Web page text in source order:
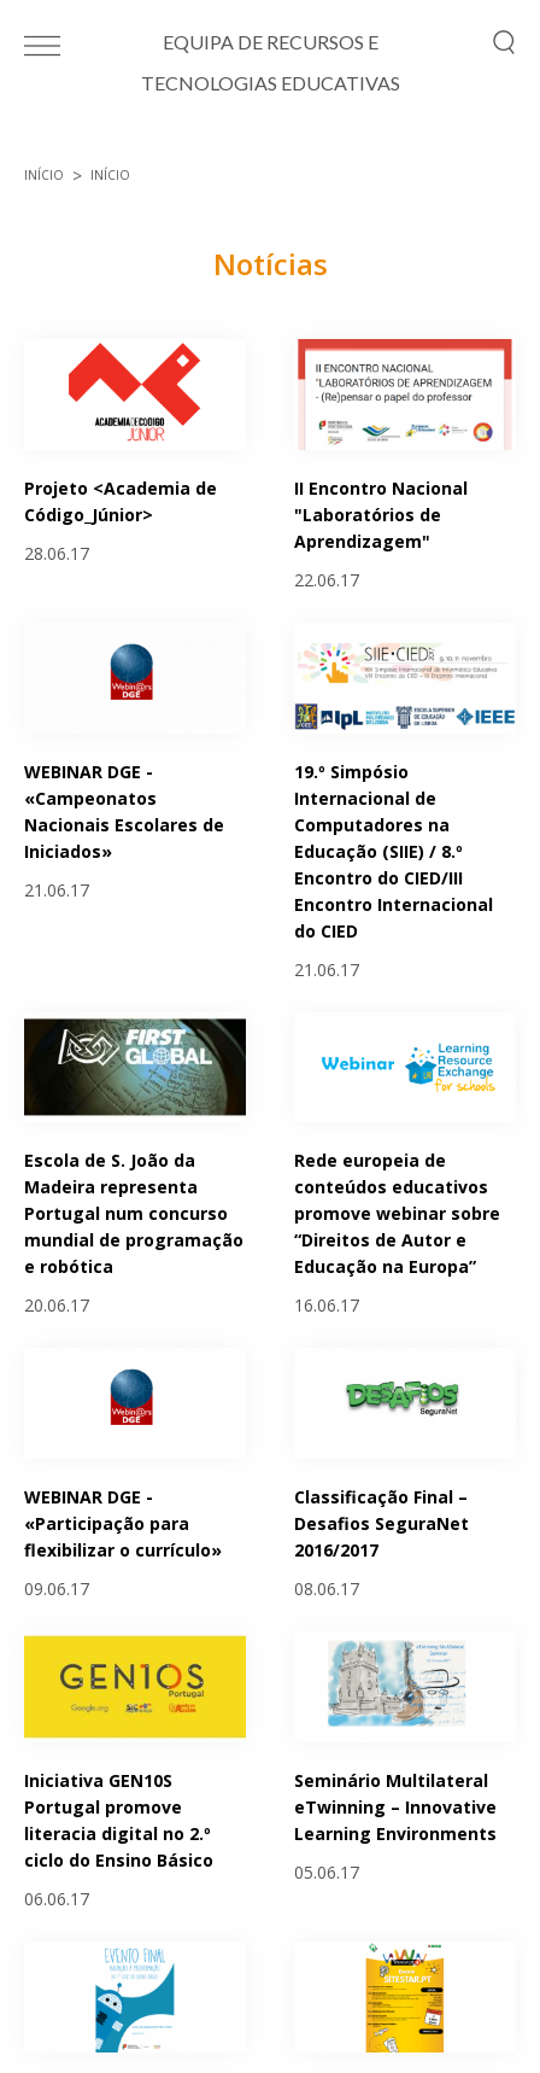
EQUIPA DE RECURSOS E
TECNOLOGIAS EDUCATIVAS
INÍCIO INÍCIO
Notícias
Projeto <Academia de
Código_Júnior>
28.06.17
II Encontro Nacional
"Laboratórios de
Aprendizagem"
22.06.17
WEBINAR DGE -
«Campeonatos
Nacionais Escolares de
Iniciados»
21.06.17
19.º Simpósio
Internacional de
Computadores na
Educação (SIIE) / 8.º
Encontro do CIED/III
Encontro Internacional
do CIED
21.06.17
Escola de S. João da
Madeira representa
Portugal num concurso
mundial de programação
e robótica
20.06.17
Rede europeia de
conteúdos educativos
promove webinar sobre
“Direitos de Autor e
Educação na Europa”
16.06.17
WEBINAR DGE -
«Participação para
flexibilizar o currículo»
09.06.17
Classificação Final –
Desafios SeguraNet
2016/2017
08.06.17
Iniciativa GEN10S
Portugal promove
literacia digital no 2.º
ciclo do Ensino Básico
06.06.17
Seminário Multilateral
eTwinning – Innovative
Learning Environments
05.06.17
Páginas